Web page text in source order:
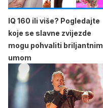
IQ 160 ili više? Pogledajte
koje se slavne zvijezde
mogu pohvaliti briljantnim
umom